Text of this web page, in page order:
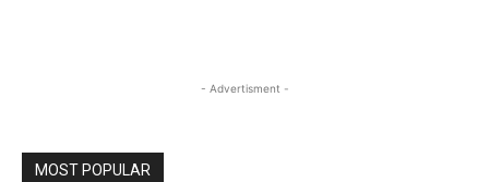
- Advertisment -
MOST POPULAR